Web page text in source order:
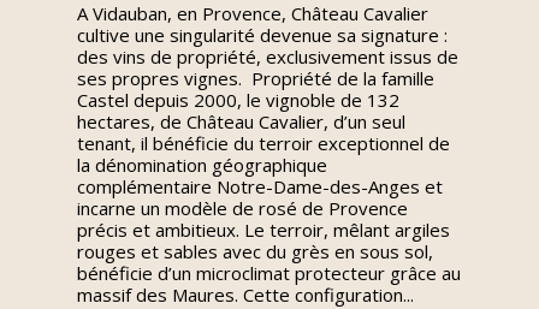
Notes
de
dégustation
Sommelleries
Le
magazine
A Vidauban, en Provence, Château Cavalier
cultive une singularité devenue sa signature :
des vins de propriété, exclusivement issus de
ses propres vignes. Propriété de la famille
Castel depuis 2000, le vignoble de 132
hectares, de Château Cavalier, d’un seul
tenant, il bénéficie du terroir exceptionnel de
la dénomination géographique
complémentaire Notre-Dame-des-Anges et
incarne un modèle de rosé de Provence
précis et ambitieux. Le terroir, mêlant argiles
rouges et sables avec du grès en sous sol,
bénéficie d’un microclimat protecteur grâce au
massif des Maures. Cette configuration...